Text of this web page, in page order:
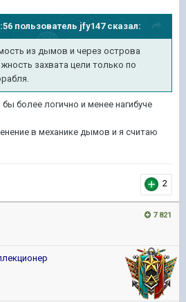
пользователь jfy147сказал:
из дымов и через острова
захвата цели только по
более логично и менее нагибуче
в механике дымов и я считаю
2
7 821